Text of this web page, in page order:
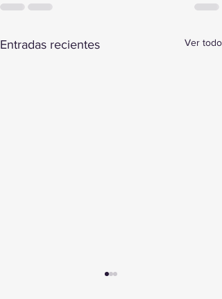
Entradas recientes Ver todo